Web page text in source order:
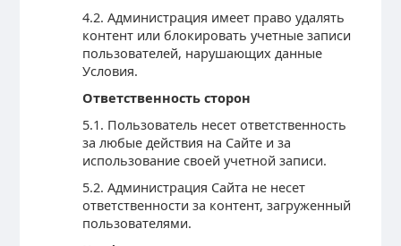
4.2. Администрация имеет право удалять
контент или блокировать учетные записи
пользователей, нарушающих данные
Условия.
Ответственность сторон
5.1. Пользователь несет ответственность
за любые действия на Сайте и за
использование своей учетной записи.
5.2. Администрация Сайта не несет
ответственности за контент, загруженный
пользователями.